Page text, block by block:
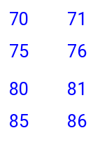
70
71
75
76
80
81
85
86